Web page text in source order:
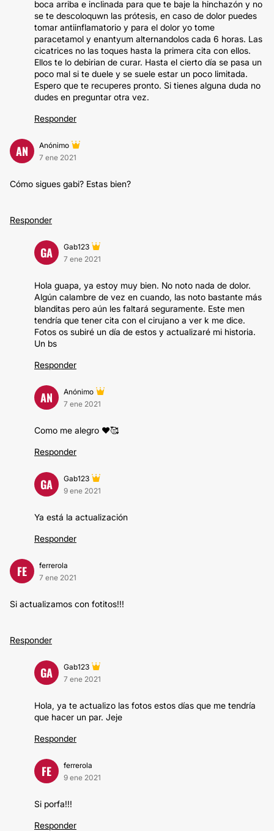
boca arriba e inclinada para que te baje la hinchazón y no
se te descoloquwn las prótesis, en caso de dolor puedes
tomar antiinflamatorio y para el dolor yo tome
paracetamol y enantyum alternandolos cada 6 horas. Las
cicatrices no las toques hasta la primera cita con ellos.
Ellos te lo debirian de curar. Hasta el cierto día se pasa un
poco mal si te duele y se suele estar un poco limitada.
Espero que te recuperes pronto. Si tienes alguna duda no
dudes en preguntar otra vez.
Responder
AN
Anónimo
7 ene 2021
Cómo sigues gabi? Estas bien?
Responder
GA
Gab123
7 ene 2021
Hola guapa, ya estoy muy bien. No noto nada de dolor.
Algún calambre de vez en cuando, las noto bastante más
blanditas pero aún les faltará seguramente. Este men
tendría que tener cita con el cirujano a ver k me dice.
Fotos os subiré un día de estos y actualizaré mi historia.
Un bs
Responder
AN
Anónimo
7 ene 2021
Como me alegro ❤️🥰
Responder
GA
Gab123
9 ene 2021
Ya está la actualización
Responder
FE
ferrerola
7 ene 2021
Si actualizamos con fotitos!!!
Responder
GA
Gab123
7 ene 2021
Hola, ya te actualizo las fotos estos días que me tendría
que hacer un par. Jeje
Responder
FE
ferrerola
9 ene 2021
Si porfa!!!
Responder